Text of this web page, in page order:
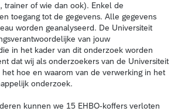
trainer of wie dan ook). Enkel de
toegang tot de gegevens. Alle gegevens
worden geanalyseerd. De Universiteit
van jouw
in het kader van dit onderzoek worden
dat wij als onderzoekers van de Universiteit
hoe en waarom van de verwerking in het
onderzoek.
kunnen we 15 EHBO-koffers verloten